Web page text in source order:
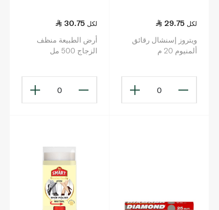
29.75 لكل
ويتروز إسنشال رقائق
ألمنيوم 20 م
0
30.75 لكل
أرض الطبيعة منظف
الزجاج 500 مل
0